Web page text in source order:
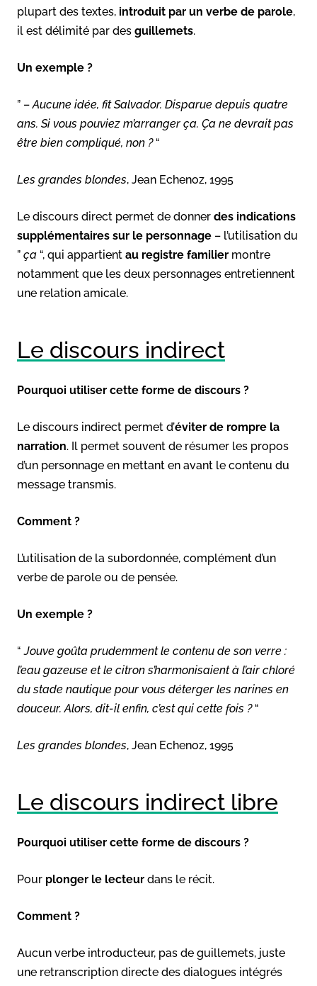
plupart des textes, introduit par un verbe de parole,
il est délimité par des guillemets.
Un exemple ?
” –Aucune idée, fit Salvador. Disparue depuis quatre
ans. Si vous pouviez m’arranger ça. Ça ne devrait pas
être bien compliqué, non ?“
Les grandes blondes, Jean Echenoz, 1995
Le discours direct permet de donner des indications
supplémentaires sur le personnage – l’utilisation du
” ça “, qui appartient au registre familier montre
notamment que les deux personnages entretiennent
une relation amicale.
Le discours indirect
Pourquoi utiliser cette forme de discours ?
Le discours indirect permet d’éviter de rompre la
narration. Il permet souvent de résumer les propos
d’un personnage en mettant en avant le contenu du
message transmis.
Comment ?
L’utilisation de la subordonnée, complément d’un
verbe de parole ou de pensée.
Un exemple ?
“ Jouve goûta prudemment le contenu de son verre :
l’eau gazeuse et le citron s’harmonisaient à l’air chloré
du stade nautique pour vous déterger les narines en
douceur. Alors, dit-il enfin, c’est qui cette fois ?“
Les grandes blondes, Jean Echenoz, 1995
Le discours indirect libre
Pourquoi utiliser cette forme de discours ?
Pour plonger le lecteur dans le récit.
Comment ?
Aucun verbe introducteur, pas de guillemets, juste
une retranscription directe des dialogues intégrés